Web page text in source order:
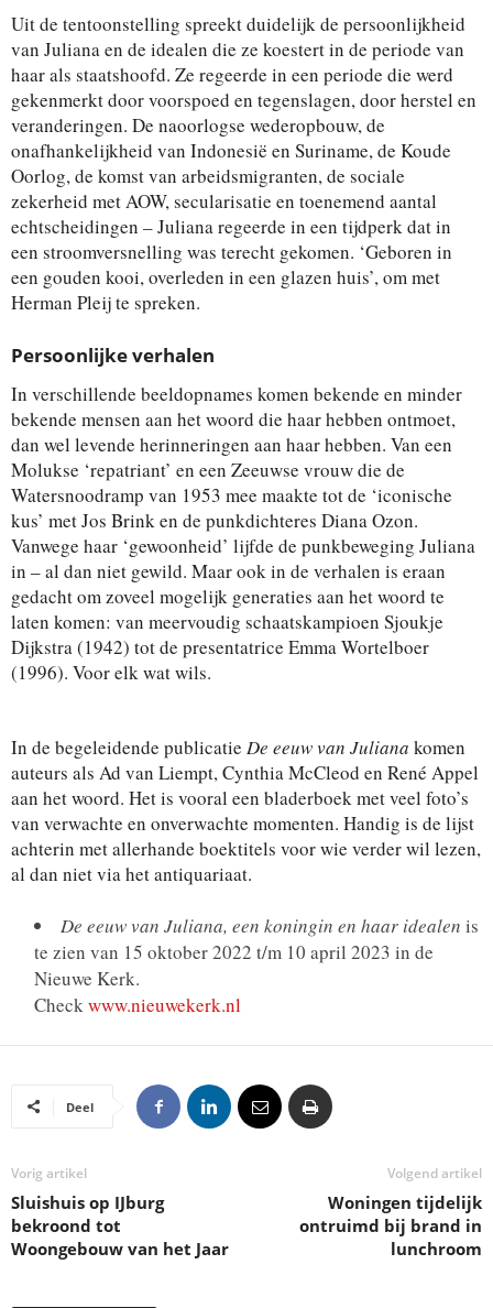
Uit de tentoonstelling spreekt duidelijk de persoonlijkheid
van Juliana en de idealen die ze koestert in de periode van
haar als staatshoofd. Ze regeerde in een periode die werd
gekenmerkt door voorspoed en tegenslagen, door herstel en
veranderingen. De naoorlogse wederopbouw, de
onafhankelijkheid van Indonesië en Suriname, de Koude
Oorlog, de komst van arbeidsmigranten, de sociale
zekerheid met AOW, secularisatie en toenemend aantal
echtscheidingen – Juliana regeerde in een tijdperk dat in
een stroomversnelling was terecht gekomen. ‘Geboren in
een gouden kooi, overleden in een glazen huis’, om met
Herman Pleij te spreken.
Persoonlijke verhalen
In verschillende beeldopnames komen bekende en minder
bekende mensen aan het woord die haar hebben ontmoet,
dan wel levende herinneringen aan haar hebben. Van een
Molukse ‘repatriant’ en een Zeeuwse vrouw die de
Watersnoodramp van 1953 mee maakte tot de ‘iconische
kus’ met Jos Brink en de punkdichteres Diana Ozon.
Vanwege haar ‘gewoonheid’ lijfde de punkbeweging Juliana
in – al dan niet gewild. Maar ook in de verhalen is eraan
gedacht om zoveel mogelijk generaties aan het woord te
laten komen: van meervoudig schaatskampioen Sjoukje
Dijkstra (1942) tot de presentatrice Emma Wortelboer
(1996). Voor elk wat wils.
In de begeleidende publicatie De eeuw van Juliana komen
auteurs als Ad van Liempt, Cynthia McCleod en René Appel
aan het woord. Het is vooral een bladerboek met veel foto’s
van verwachte en onverwachte momenten. Handig is de lijst
achterin met allerhande boektitels voor wie verder wil lezen,
al dan niet via het antiquariaat.
De eeuw van Juliana, een koningin en haar idealen is
te zien van 15 oktober 2022 t/m 10 april 2023 in de
Nieuwe Kerk.
Checkwww.nieuwekerk.nl
Deel
Vorig artikel
Sluishuis op IJburg
bekroond tot
Woongebouw van het Jaar
Volgend artikel
Woningen tijdelijk
ontruimd bij brand in
lunchroom